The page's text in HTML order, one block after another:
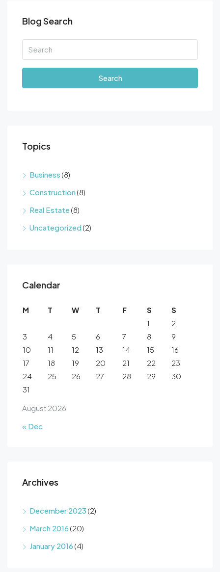
Blog Search
Search
Topics
Business (8)
Construction(8)
Real Estate(8)
Uncategorized(2)
Calendar
August 2026
M T W T F S
S
1
2
3
4 5 6 7 8
9
10
11 12 13 14 15
16
17
18 19 20 21 22
23
24
25 26 27 28 29
30
31
« Dec
Archives
December 2023 (2)
March 2016 (20)
January 2016 (4)